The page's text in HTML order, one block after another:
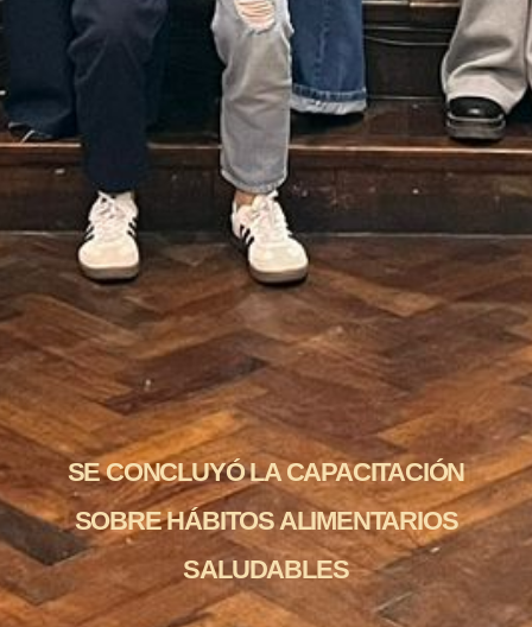
SE CONCLUYÓ LA CAPACITACIÓN
SOBRE HÁBITOS ALIMENTARIOS
SALUDABLES